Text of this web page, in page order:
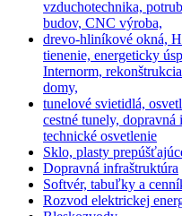
vzduchotechnika,
budov, CNC výroba,
drevo-hliníkové okná,
tienenie, energeticky
Internorm,
domy,
tunelové svietidlá,
cestné tunely,
technické osvetlenie
Sklo, plasty
Dopravná infraštruktúra
Softvér, tabuľky a
Rozvod elektrickej